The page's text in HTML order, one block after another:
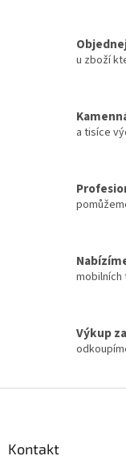
u zboží
a tisíce
Výkup
Kontakt